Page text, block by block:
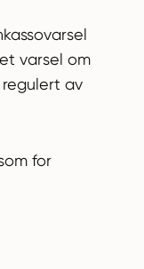
varsel om
av
for